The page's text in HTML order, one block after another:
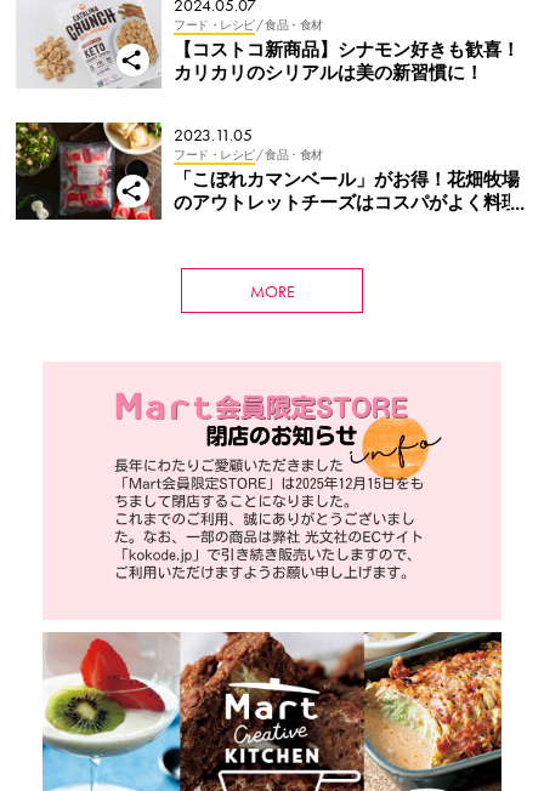
2024.05.07
フード・レシピ/ 食品・食材
【コストコ新商品】シナモン好きも歓喜！
カリカリのシリアルは美の新習慣に！
2023.11.05
フード・レシピ/ 食品・食材
「こぼれカマンベール」がお得！花畑牧場
のアウトレットチーズはコスパがよく料理
MORE